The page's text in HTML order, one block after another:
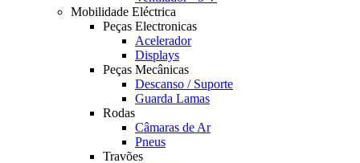
Mobilidade Eléctrica
Peças Electronicas
Acelerador
Displays
Peças Mecânicas
Descanso / Suporte
Guarda Lamas
Rodas
Câmaras de Ar
Pneus
Travões